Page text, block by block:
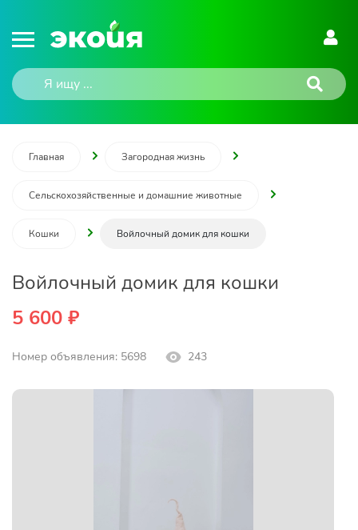
Главная Загородная жизнь
Сельскохозяйственные и домашние животные
Кошки Войлочный домик для кошки
Войлочный домик для кошки
5 600 ₽
Номер объявления: 5698 243